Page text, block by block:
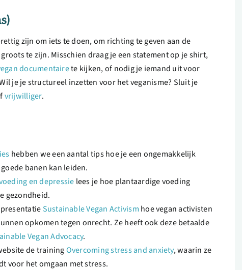
zijn om iets te doen, om richting te geven aan de
te zijn. Misschien draag je een statement op je shirt,
documentairete kijken, of nodig je iemand uit voor
je je structureel inzetten voor het veganisme? Sluit je
vrijwilliger.
hebben we een aantal tips hoe je een ongemakkelijk
banen kan leiden.
en depressie lees je hoe plantaardige voeding
gezondheid.
Sustainable Vegan Activism hoe vegan activisten
opkomen tegen onrecht. Ze heeft ook deze betaalde
Vegan Advocacy.
de trainingOvercoming stress and anxiety, waarin ze
voor het omgaan met stress.